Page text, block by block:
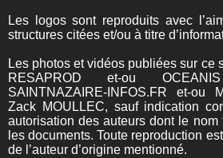
Les logos sont reproduits avec
structures citées et/ou à titre
Les photos et vidéos publiées sur ce
RESAPROD et-ou
SAINTNAZAIRE-INFOS.FR et-ou
Zack MOULLEC, sauf indication
autorisation des auteurs dont le
les documents. Toute reproduction
de l’auteur d’origine mentionné.